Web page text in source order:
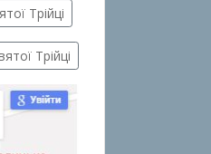
Трійці
Трійці